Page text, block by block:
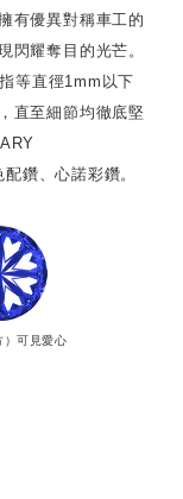
有優異對稱車工的
閃耀奪目的光芒。
等直徑1mm以下
直至細節均徹底堅
鑽、心諾彩鑽。
）可見愛心